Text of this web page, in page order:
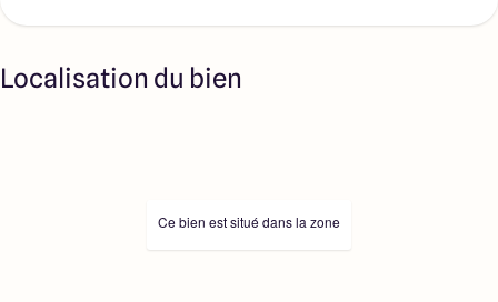
Localisation du bien
Ce bien est situé dans la zone